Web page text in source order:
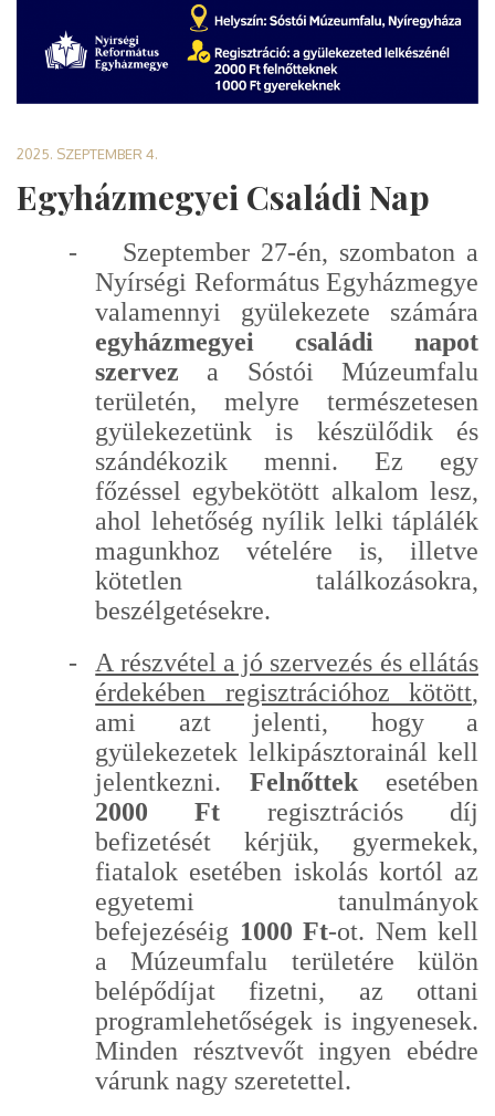
2025. SZEPTEMBER 4.
Egyházmegyei Családi Nap
-
Szeptember 27-én, szombaton a
Nyírségi Református Egyházmegye
valamennyi gyülekezete számára
egyházmegyei családi napot
szervez a Sóstói Múzeumfalu
területén, melyre természetesen
gyülekezetünk is készülődik és
szándékozik menni. Ez egy
főzéssel egybekötött alkalom lesz,
ahol lehetőség nyílik lelki táplálék
magunkhoz vételére is, illetve
kötetlen találkozásokra,
beszélgetésekre.
-
A részvétel a jó szervezés és ellátás
érdekében regisztrációhoz kötött,
ami azt jelenti, hogy a
gyülekezetek lelkipásztorainál kell
jelentkezni. Felnőttekesetében
2000
Ft regisztrációs díj
befizetését kérjük, gyermekek,
fiatalok esetében iskolás kortól az
egyetemi tanulmányok
befejezéséig 1000 Ft-ot. Nem kell
a Múzeumfalu területére külön
belépődíjat fizetni, az ottani
programlehetőségek is ingyenesek.
Minden résztvevőt ingyen ebédre
várunk nagy szeretettel.